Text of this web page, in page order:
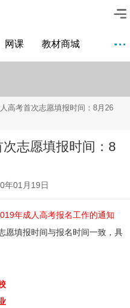
网课 教材商城
高考首次志愿填报时间：8月26
志愿填报时间：8
年01月19日
年成人高考报名工作的通知
愿填报时间与报名时间一致，具